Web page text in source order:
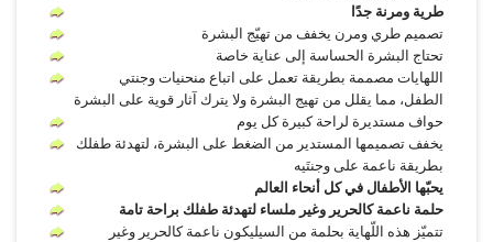
طرية ومرنة جدًا
تصميم طري ومرن يخفف من تهيّج البشرة
تحتاج البشرة الحساسة إلى عناية خاصة
اللهايات مصممة بطريقة تعمل على اتباع منحنيات وجنتي
الطفل، مما يقلل من تهيج البشرة ولا يترك آثار قوية على البشرة
حواف مستديرة لراحة كبيرة كل يوم
يخفف تصميمها المستدير من الضغط على البشرة، لتهدئة طفلك
بطريقة ناعمة على وجنتَيه
يحبّها الأطفال في كل أنحاء العالم
حلمة ناعمة كالحرير وغير ملساء لتهدئة طفلك براحة تامة
تتميّز هذه اللّهاية بحلمة من السيليكون ناعمة كالحرير وغير